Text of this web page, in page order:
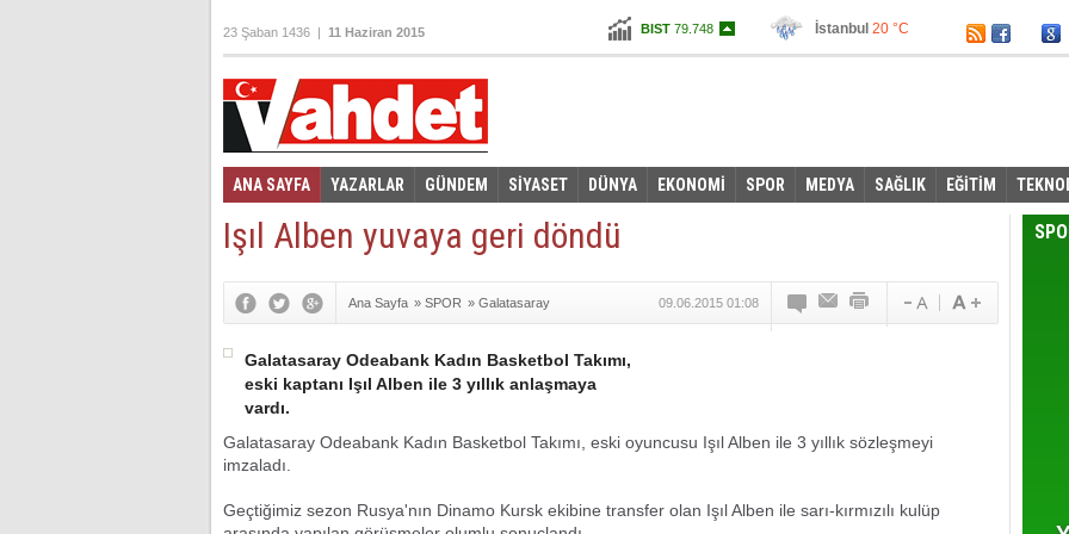
BIST 79.748
Altın104,860
İstanbul 20 °C
Ankara12 °C
23 Şaban 1436 | 11 Haziran 2015
ANA SAYFA YAZARLAR GÜNDEM SİYASET DÜNYA EKONOMİ SPOR MEDYA SAĞLIK EĞİTİM
Foto Galeri
Işıl Alben yuvaya geri döndü
Ana Sayfa » SPOR » Galatasaray 09.06.2015 01:08
Galatasaray Odeabank Kadın Basketbol Takımı,
eski kaptanı Işıl Alben ile 3 yıllık anlaşmaya
vardı.
Galatasaray Odeabank Kadın Basketbol Takımı, eski oyuncusu Işıl Alben ile 3 yıllık sözleşmeyi
imzaladı.
Geçtiğimiz sezon Rusya'nın Dinamo Kursk ekibine transfer olan Işıl Alben ile sarı-kırmızılı kulüp